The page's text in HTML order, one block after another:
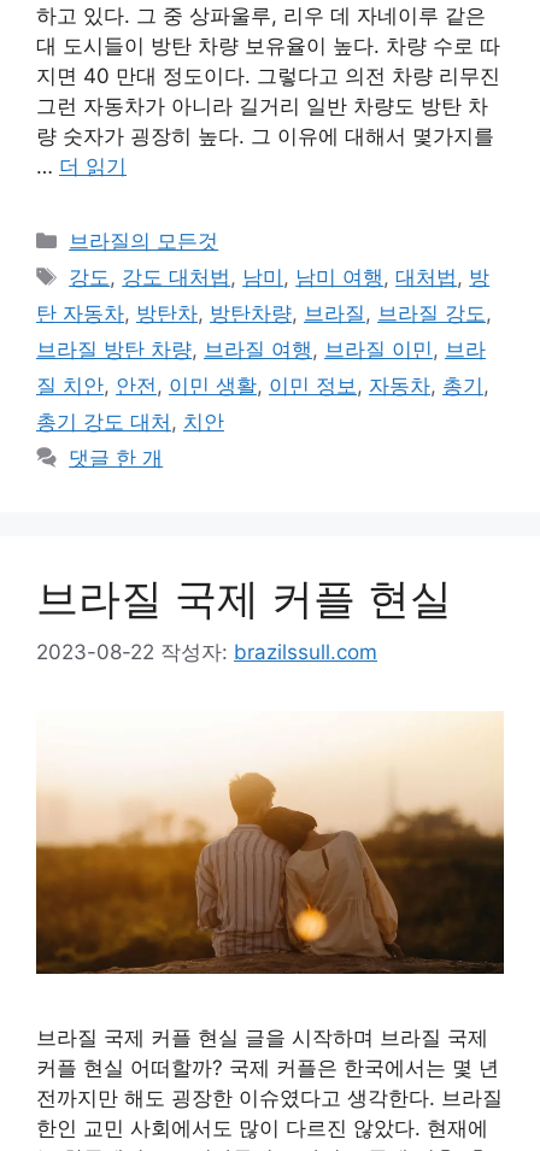
하고 있다. 그 중 상파울루, 리우 데 자네이루 같은
대 도시들이 방탄 차량 보유율이 높다. 차량 수로 따
지면 40 만대 정도이다. 그렇다고 의전 차량 리무진
그런 자동차가 아니라 길거리 일반 차량도 방탄 차
량 숫자가 굉장히 높다. 그 이유에 대해서 몇가지를
… 더 읽기
카
테
리
브라질의 모든것
태
그
강도, 강도 대처법, 남미 , 남미 여행,대처법, 방
탄 자동차, 방탄차, 방탄차량, 브라질, 브라질 강도,
브라질 방탄 차량, 브라질 여행, 브라질 이민, 브라
질 치안, 안전, 이민 생활, 이민 정보, 자동차, 총기 ,
총기 강도 대처 , 치안
댓글 한 개
브라질 국제 커플 현실
2023-08-22 작성자: brazilssull.com
브라질 국제 커플 현실 글을 시작하며 브라질 국제
커플 현실 어떠할까? 국제 커플은 한국에서는 몇 년
전까지만 해도 굉장한 이슈였다고 생각한다. 브라질
한인 교민 사회에서도 많이 다르진 않았다. 현재에